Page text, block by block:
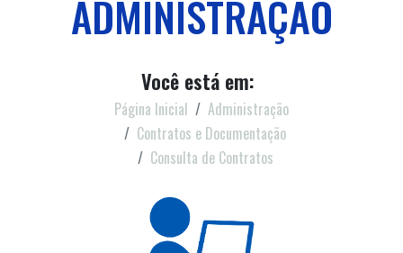
ADMINISTRAÇÃO
Você está em:
Página Inicial
Administração
Contratos e Documentação
Consulta de Contratos